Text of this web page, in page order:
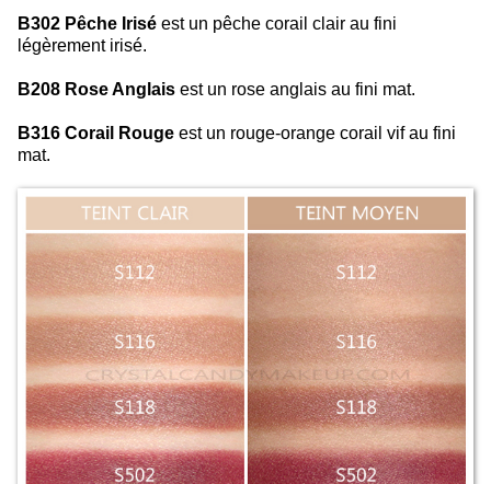
B302 Pêche Irisé est un pêche corail clair au fini
légèrement irisé.
B208 Rose Anglais est un rose anglais au fini mat.
B316 Corail Rouge est un rouge-orange corail vif au fini
mat.